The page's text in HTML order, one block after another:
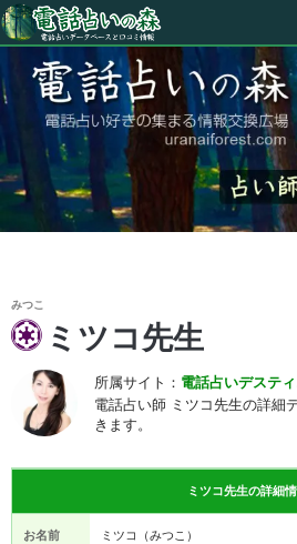
みつこ
ミツコ先生
所属サイト： 電話占いデステ
電話占い師 ミツコ先生の詳細
きます。
ミツコ先生の詳細
お名前 ミツコ（みつこ）